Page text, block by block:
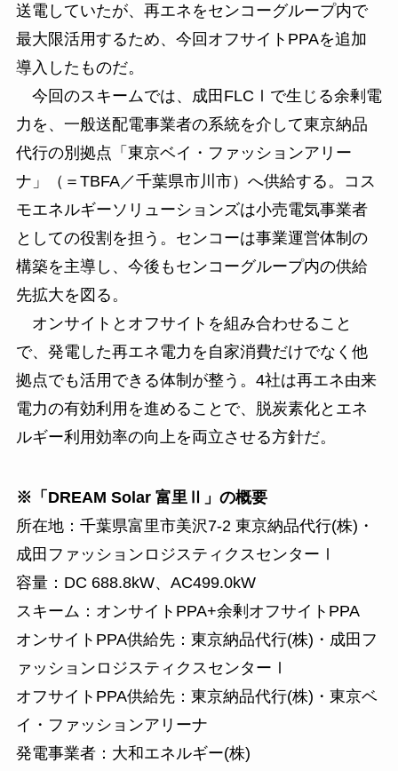
送電していたが、再エネをセンコーグループ内で
最大限活用するため、今回オフサイトPPAを追加
導入したものだ。
今回のスキームでは、成田FLCⅠで生じる余剰電
力を、一般送配電事業者の系統を介して東京納品
代行の別拠点「東京ベイ・ファッションアリー
ナ」（＝TBFA／千葉県市川市）へ供給する。コス
モエネルギーソリューションズは小売電気事業者
としての役割を担う。センコーは事業運営体制の
構築を主導し、今後もセンコーグループ内の供給
先拡大を図る。
オンサイトとオフサイトを組み合わせること
で、発電した再エネ電力を自家消費だけでなく他
拠点でも活用できる体制が整う。4社は再エネ由来
電力の有効利用を進めることで、脱炭素化とエネ
ルギー利用効率の向上を両立させる方針だ。
※「DREAM Solar 富里Ⅱ」の概要
所在地：千葉県富里市美沢7-2 東京納品代行(株)・
成田ファッションロジスティクスセンターⅠ
容量：DC 688.8kW、AC499.0kW
スキーム：オンサイトPPA+余剰オフサイトPPA
オンサイトPPA供給先：東京納品代行(株)・成田フ
ァッションロジスティクスセンターⅠ
オフサイトPPA供給先：東京納品代行(株)・東京ベ
イ・ファッションアリーナ
発電事業者：大和エネルギー(株)